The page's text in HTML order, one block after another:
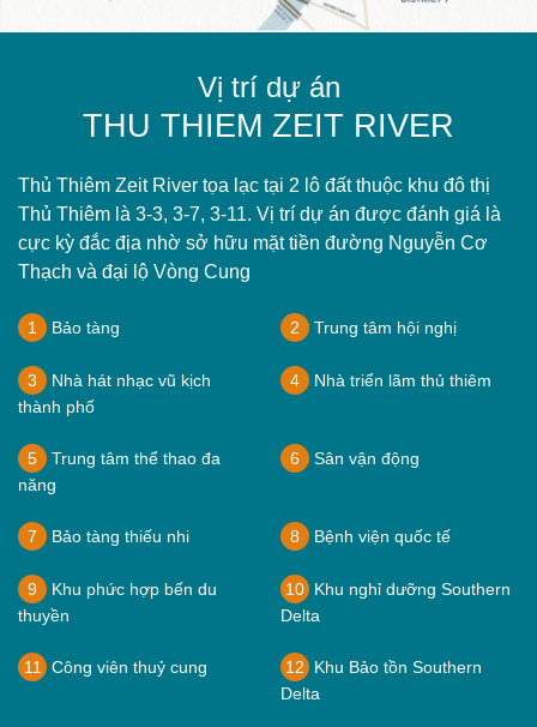
Vị trí dự án
THU THIEM ZEIT RIVER
Thủ Thiêm Zeit River tọa lạc tại 2 lô đất thuộc khu đô thị
Thủ Thiêm là 3-3, 3-7, 3-11. Vị trí dự án được đánh giá là
cực kỳ đắc địa nhờ sở hữu mặt tiền đường Nguyễn Cơ
Thạch và đại lộ Vòng Cung
1 Bảo tàng 2 Trung tâm hội nghị
3
Nhà hát nhạc vũ kịch
thành phố
4 Nhà triển lãm thủ thiêm
5
Trung tâm thể thao đa
năng
6 Sân vận động
7 Bảo tàng thiếu nhi 8 Bệnh viện quốc tế
9
Khu phức hợp bến du
thuyền
10 Khu nghỉ dưỡng Southern
Delta
11 Công viên thuỷ cung 12
Khu Bảo tồn Southern
Delta